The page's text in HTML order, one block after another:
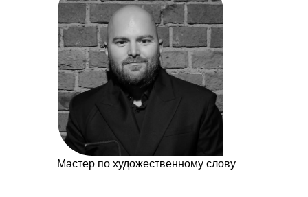
Мастер по художественному слову